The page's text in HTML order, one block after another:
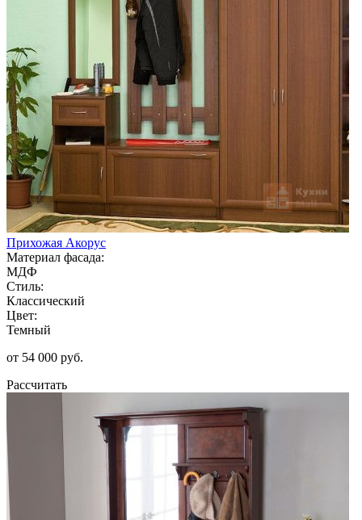
Прихожая Акорус
Материал фасада:
МДФ
Стиль:
Классический
Цвет:
Темный
от 54 000 руб.
Рассчитать